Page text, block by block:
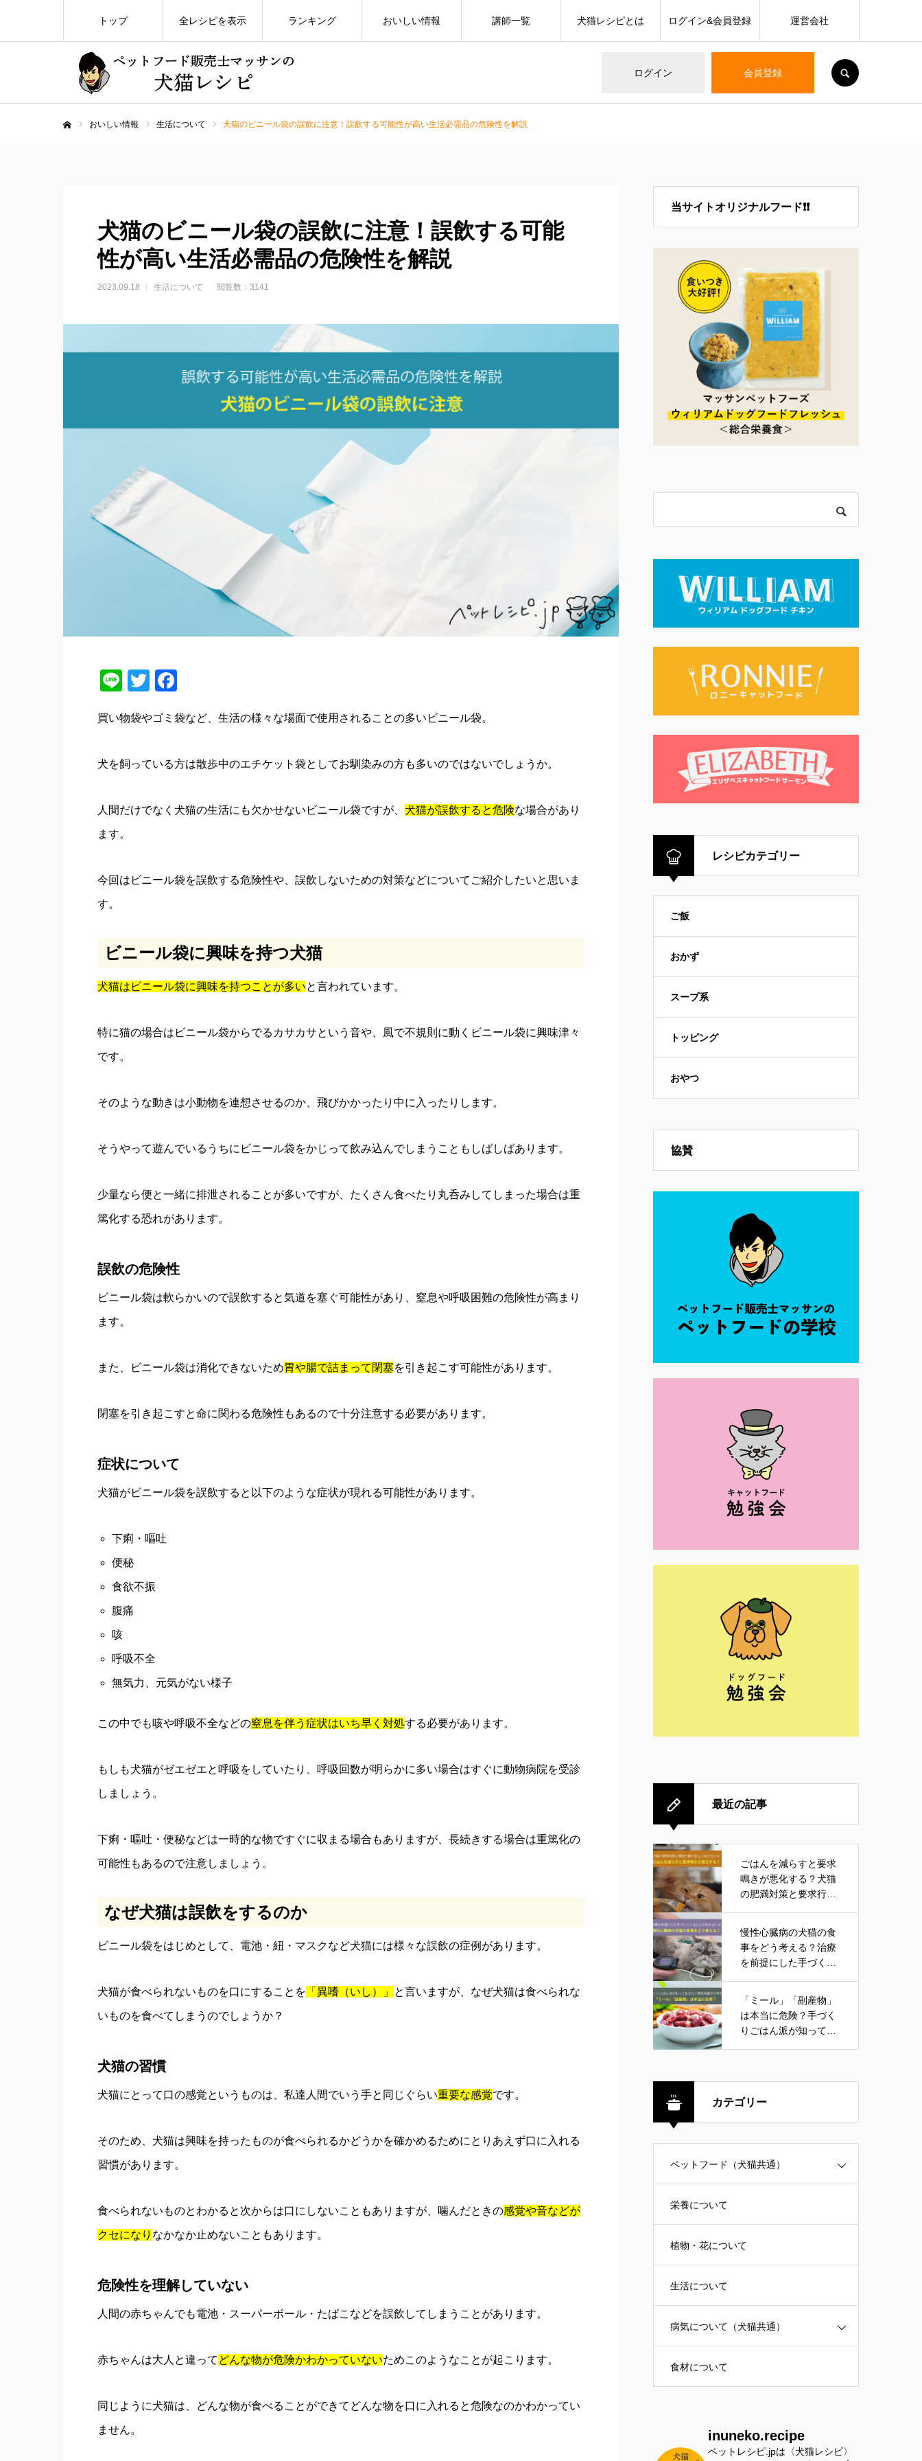
ログイン 会員登録
トップ 全レシピを表示 ランキング おいしい情報 講師一覧 犬猫レシピとは ログイン&会員登録 運営会社
おいしい情報 生活について 犬猫のビニール袋の誤飲に注意！誤飲する可能性が高い生活必需品の危険性を解説
犬猫のビニール袋の誤飲に注意！誤飲する可能
性が高い生活必需品の危険性を解説
2023.09.18 生活について 閲覧数：3141
LineTwitter
買い物袋やゴミ袋など、生活の様々な場面で使用されることの多いビニール袋。
犬を飼っている方は散歩中のエチケット袋としてお馴染みの方も多いのではないでしょうか。
人間だけでなく犬猫の生活にも欠かせないビニール袋ですが、 犬猫が誤飲すると危険な場合があり
ます。
今回はビニール袋を誤飲する危険性や、誤飲しないための対策などについてご紹介したいと思いま
す。
ビニール袋に興味を持つ犬猫
犬猫はビニール袋に興味を持つことが多いと言われています。
特に猫の場合はビニール袋からでるカサカサという音や、風で不規則に動くビニール袋に興味津々
です。
そのような動きは小動物を連想させるのか、飛びかかったり中に入ったりします。
そうやって遊んでいるうちにビニール袋をかじって飲み込んでしまうこともしばしばあります。
少量なら便と一緒に排泄されることが多いですが、たくさん食べたり丸呑みしてしまった場合は重
篤化する恐れがあります。
誤飲の危険性
ビニール袋は軟らかいので誤飲すると気道を塞ぐ可能性があり、窒息や呼吸困難の危険性が高まり
ます。
また、ビニール袋は消化できないため胃や腸で詰まって閉塞を引き起こす可能性があります。
閉塞を引き起こすと命に関わる危険性もあるので十分注意する必要があります。
症状について
犬猫がビニール袋を誤飲すると以下のような症状が現れる可能性があります。
下痢・嘔吐
便秘
食欲不振
腹痛
咳
呼吸不全
無気力、元気がない様子
この中でも咳や呼吸不全などの窒息を伴う症状はいち早く対処する必要があります。
もしも犬猫がゼエゼエと呼吸をしていたり、呼吸回数が明らかに多い場合はすぐに動物病院を受診
しましょう。
下痢・嘔吐・便秘などは一時的な物ですぐに収まる場合もありますが、長続きする場合は重篤化の
可能性もあるので注意しましょう。
なぜ犬猫は誤飲をするのか
ビニール袋をはじめとして、電池・紐・マスクなど犬猫には様々な誤飲の症例があります。
犬猫が食べられないものを口にすることを 「異嗜（いし）」 と言いますが、なぜ犬猫は食べられな
いものを食べてしまうのでしょうか？
犬猫の習慣
犬猫にとって口の感覚というものは、私達人間でいう手と同じぐらい重要な感覚です。
そのため、犬猫は興味を持ったものが食べられるかどうかを確かめるためにとりあえず口に入れる
習慣があります。
食べられないものとわかると次からは口にしないこともありますが、噛んだときの感覚や音などが
クセになり なかなか止めないこともあります。
危険性を理解していない
人間の赤ちゃんでも電池・スーパーボール・たばこなどを誤飲してしまうことがあります。
赤ちゃんは大人と違って どんな物が危険かわかっていないためこのようなことが起こります。
同じように犬猫は、どんな物が食べることができてどんな物を口に入れると危険なのかわかってい
ません。
当サイトオリジナルフード❗❗
レシピカテゴリー
ご飯
おかず
スープ系
トッピング
おやつ
協賛
最近の記事
ごはんを減らすと要求
鳴きが悪化する？犬猫
の肥満対策と要求行動
慢性心臓病の犬猫の食
事をどう考える？治療
を前提にした手づくり
「ミール」「副産物」
は本当に危険？手づく
りごはん派が知ってお
カテゴリー
ペットフード（犬猫共通）
栄養について
植物・花について
生活について
病気について（犬猫共通）
食材について
inuneko.recipe
ペットレシピ.jpは〈犬猫レシピ〉